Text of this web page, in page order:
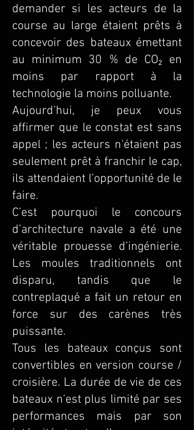
demander si les acteurs de la
course au large étaient prêts à
concevoir des bateaux émettant
au minimum 30 % de CO₂ en
moins par rapport à la
technologie la moins polluante.
Aujourd’hui, je peux vous
affirmer que le constat est sans
appel ; les acteurs n'étaient pas
seulement prêt à franchir le cap,
ils attendaient l’opportunité de le
faire.
C’est pourquoi le concours
d’architecture navale a été une
véritable prouesse d’ingénierie.
Les moules traditionnels ont
disparu, tandis que le
contreplaqué a fait un retour en
force sur des carènes très
puissante.
Tous les bateaux conçus sont
convertibles en version course /
croisière. La durée de vie de ces
bateaux n'est plus limité par ses
performances mais par son